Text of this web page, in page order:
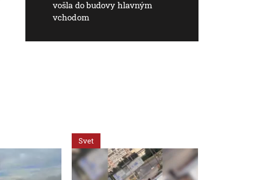
vošla do budovy hlavným
vchodom
Svet